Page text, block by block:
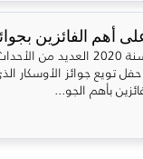
أهم الفائزين بجوائز
تحمل لنا سنة 2020
حفل تويع جوائز الأوسكار
بأهم الجو...